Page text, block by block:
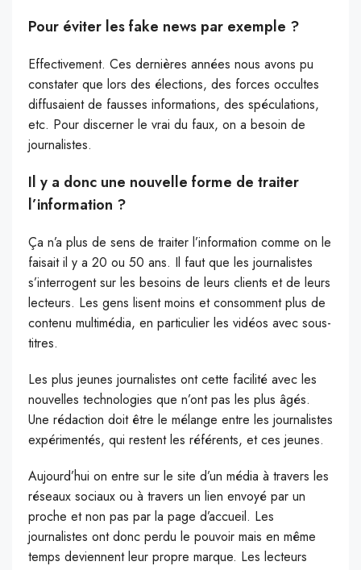
Pour éviter les fake news par exemple ?
Effectivement. Ces dernières années nous avons pu
constater que lors des élections, des forces occultes
diffusaient de fausses informations, des spéculations,
etc. Pour discerner le vrai du faux, on a besoin de
journalistes.
Il y a donc une nouvelle forme de traiter
l’information ?
Ça n’a plus de sens de traiter l’information comme on le
faisait il y a 20 ou 50 ans. Il faut que les journalistes
s’interrogent sur les besoins de leurs clients et de leurs
lecteurs. Les gens lisent moins et consomment plus de
contenu multimédia, en particulier les vidéos avec sous-
titres.
Les plus jeunes journalistes ont cette facilité avec les
nouvelles technologies que n’ont pas les plus âgés.
Une rédaction doit être le mélange entre les journalistes
expérimentés, qui restent les référents, et ces jeunes.
Aujourd’hui on entre sur le site d’un média à travers les
réseaux sociaux ou à travers un lien envoyé par un
proche et non pas par la page d’accueil. Les
journalistes ont donc perdu le pouvoir mais en même
temps deviennent leur propre marque. Les lecteurs